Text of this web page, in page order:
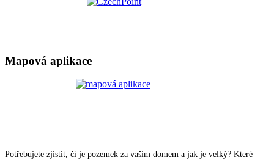
Mapová aplikace
Potřebujete zjistit, čí je pozemek za vaším domem a jak je velký? Které